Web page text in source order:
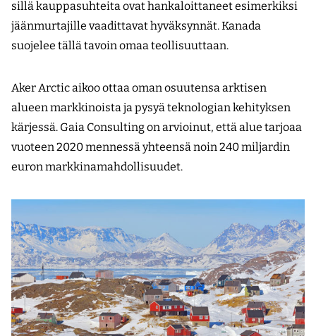
sillä kauppasuhteita ovat hankaloittaneet esimerkiksi
jäänmurtajille vaadittavat hyväksynnät. Kanada
suojelee tällä tavoin omaa teollisuuttaan.
Aker Arctic aikoo ottaa oman osuutensa arktisen
alueen markkinoista ja pysyä teknologian kehityksen
kärjessä. Gaia Consulting on arvioinut, että alue tarjoaa
vuoteen 2020 mennessä yhteensä noin 240 miljardin
euron markkinamahdollisuudet.